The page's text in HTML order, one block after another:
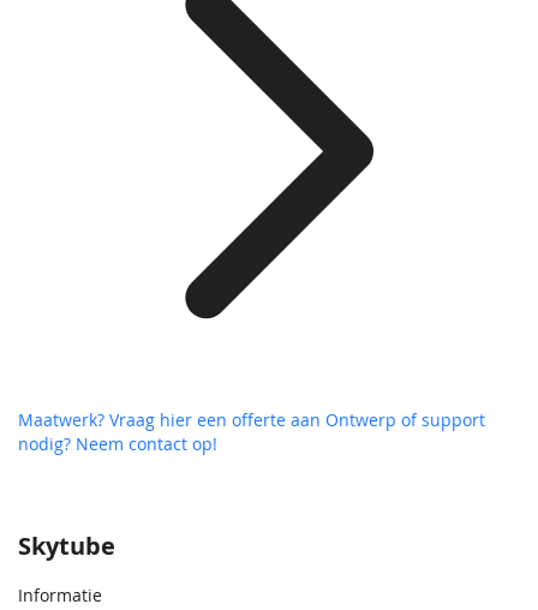
Skytube
Informatie
Maatwerk? Vraag hier een offerte aan Ontwerp of support
nodig? Neem contact op!